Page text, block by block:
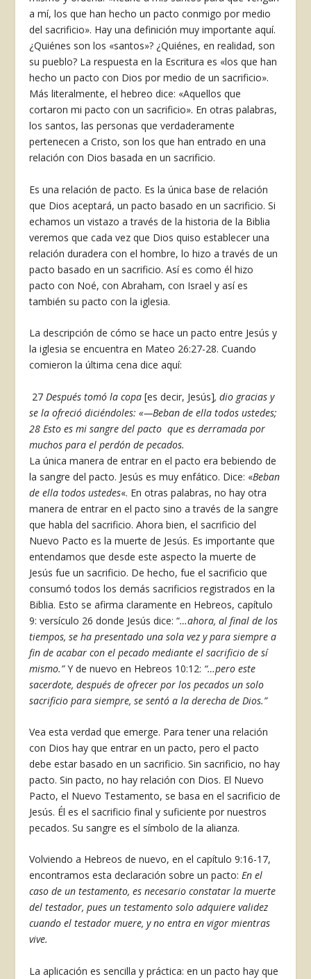
a mí, los que han hecho un pacto conmigo por medio
del sacrificio». Hay una definición muy importante aquí.
¿Quiénes son los «santos»? ¿Quiénes, en realidad, son
su pueblo? La respuesta en la Escritura es «los que han
hecho un pacto con Dios por medio de un sacrificio».
Más literalmente, el hebreo dice: «Aquellos que
cortaron mi pacto con un sacrificio». En otras palabras,
los santos, las personas que verdaderamente
pertenecen a Cristo, son los que han entrado en una
relación con Dios basada en un sacrificio.
Es una relación de pacto. Es la única base de relación
que Dios aceptará, un pacto basado en un sacrificio. Si
echamos un vistazo a través de la historia de la Biblia
veremos que cada vez que Dios quiso establecer una
relación duradera con el hombre, lo hizo a través de un
pacto basado en un sacrificio. Así es como él hizo
pacto con Noé, con Abraham, con Israel y así es
también su pacto con la iglesia.
La descripción de cómo se hace un pacto entre Jesús y
la iglesia se encuentra en Mateo 26:27-28. Cuando
comieron la última cena dice aquí:
27 Después tomó la copa[es decir, Jesús], dio gracias y
se la ofreció diciéndoles: «—Beban de ella todos ustedes;
28 Esto es mi sangre del pacto que es derramada por
muchos para el perdón de pecados.
La única manera de entrar en el pacto era bebiendo de
la sangre del pacto. Jesús es muy enfático. Dice: «Beban
de ella todos ustedes«. En otras palabras, no hay otra
manera de entrar en el pacto sino a través de la sangre
que habla del sacrificio. Ahora bien, el sacrificio del
Nuevo Pacto es la muerte de Jesús. Es importante que
entendamos que desde este aspecto la muerte de
Jesús fue un sacrificio. De hecho, fue el sacrificio que
consumó todos los demás sacrificios registrados en la
Biblia. Esto se afirma claramente en Hebreos, capítulo
9: versículo 26 donde Jesús dice: “…ahora, al final de los
tiempos, se ha presentado una sola vez y para siempre a
fin de acabar con el pecado mediante el sacrificio de sí
mismo.”Y de nuevo en Hebreos 10:12: “…pero este
sacerdote, después de ofrecer por los pecados un solo
sacrificio para siempre, se sentó a la derecha de Dios.”
Vea esta verdad que emerge. Para tener una relación
con Dios hay que entrar en un pacto, pero el pacto
debe estar basado en un sacrificio. Sin sacrificio, no hay
pacto. Sin pacto, no hay relación con Dios. El Nuevo
Pacto, el Nuevo Testamento, se basa en el sacrificio de
Jesús. Él es el sacrificio final y suficiente por nuestros
pecados. Su sangre es el símbolo de la alianza.
Volviendo a Hebreos de nuevo, en el capítulo 9:16-17,
encontramos esta declaración sobre un pacto: En el
caso de un testamento, es necesario constatar la muerte
del testador, pues un testamento solo adquiere validez
cuando el testador muere, y no entra en vigor mientras
vive.
La aplicación es sencilla y práctica: en un pacto hay que